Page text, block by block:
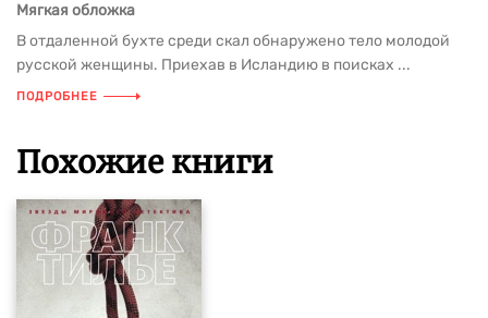
Мягкая обложка
В отдаленной бухте среди скал обнаружено тело молодой
русской женщины. Приехав в Исландию в поисках ...
ПОДРОБНЕЕ
Похожие книги